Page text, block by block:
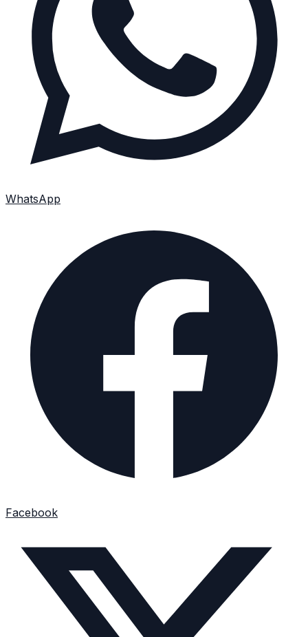
WhatsApp
Facebook